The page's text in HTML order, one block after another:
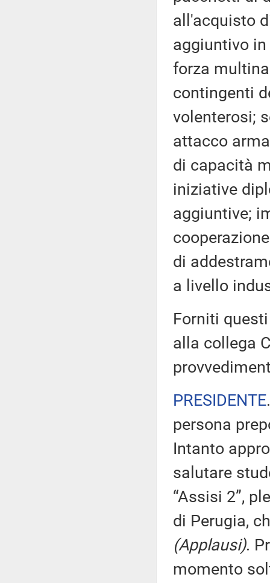
all'acquisto
aggiuntivo
forza
contingenti
volenterosi;
attacco
di capacità
iniziative
aggiuntive;
di
a livello
Forniti
alla collega
PRESIDENTE
persona
Intanto
salutare
“Assisi 2”,
di Perugia,
(Applausi).
momento